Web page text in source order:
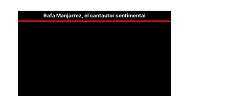
Rafa Manjarrez, el cantautor sentimental